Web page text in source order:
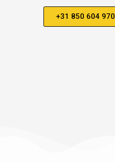
+31 850 604 970